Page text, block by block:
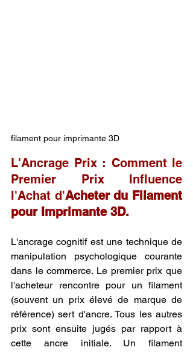
filament pour imprimante 3D
L'Ancrage Prix : Comment le
Premier Prix Influence
l'Achat d'Acheter du Filament
pour Imprimante 3D.
L'ancrage cognitif est une technique de
manipulation psychologique courante
dans le commerce. Le premier prix que
l'acheteur rencontre pour un filament
(souvent un prix élevé de marque de
référence) sert d'ancre. Tous les autres
prix sont ensuite jugés par rapport à
cette ancre initiale. Un filament